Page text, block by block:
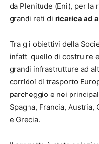
da Plenitude (Eni), per la
grandi reti di ricarica ad
Tra gli obiettivi della
infatti quello di costruire
grandi infrastrutture ad
corridoi di trasporto
parcheggio e nei
Spagna, Francia, Austria,
e Grecia.